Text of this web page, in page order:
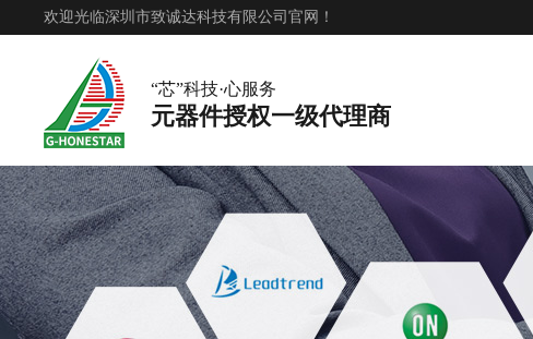
欢迎光临深圳市致诚达科技有限公司官网！
“芯”科技·心服务
元器件授权一级代理商